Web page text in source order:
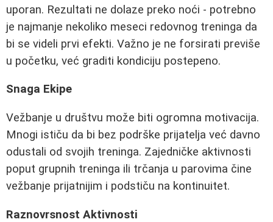
uporan. Rezultati ne dolaze preko noći - potrebno
je najmanje nekoliko meseci redovnog treninga da
bi se videli prvi efekti. Važno je ne forsirati previše
u početku, već graditi kondiciju postepeno.
Snaga Ekipe
Vežbanje u društvu može biti ogromna motivacija.
Mnogi ističu da bi bez podrške prijatelja već davno
odustali od svojih treninga. Zajedničke aktivnosti
poput grupnih treninga ili trčanja u parovima čine
vežbanje prijatnijim i podstiču na kontinuitet.
Raznovrsnost Aktivnosti